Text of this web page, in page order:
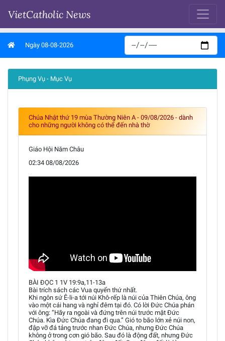
VietCatholic News
Ngày 08-08-2026
Phụng Vụ - Mục Vụ
Chúa Nhật thứ 19 mùa Thường Niên A - 09/08/2026 - dành
cho những người không có thể đến nhà thờ
Giáo Hội Năm Châu
02:34 08/08/2026
BÀI ĐỌC 1 1V 19:9a,11-13a
Bài trích sách các Vua quyển thứ nhất.
Khi ngôn sứ Ê-li-a tới núi Khô-rếp là núi của Thiên Chúa, ông
vào một cái hang và nghỉ đêm tại đó. Có lời Đức Chúa phán
với ông: “Hãy ra ngoài và đứng trên núi trước mặt Đức
Chúa. Kìa Đức Chúa đang đi qua.” Gió to bão lớn xẻ núi non,
đập vỡ đá tảng trước nhan Đức Chúa, nhưng Đức Chúa
không ở trong cơn gió bão. Sau đó là động đất, nhưng Đức